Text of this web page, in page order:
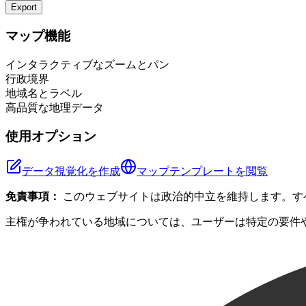
Export
+
マップ機能
インタラクティブなズームとパン
行政境界
地域名とラベル
高品質な地理データ
使用オプション
データ視覚化を作成 マップテンプレートを閲覧
免責事項： このウェブサイトは政治的中立を維持します。
主権が争われている地域については、ユーザーは特定の要